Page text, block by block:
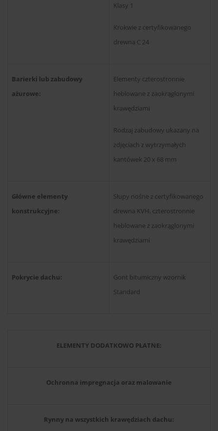
Klasy 1
Krokwie z certyfikowanego
drewna C 24
Barierki lub zabudowy
ażurowe:
Elementy czterostronnie
heblowane z zaokrąglonymi
krawędziami
Rodzaj zabudowy ukazany na
zdjęciach z wytrzymałych
kantówek 20 x 68 mm
Główne elementy
konstrukcyjne:
Słupy nośne z certyfikowanego
drewna KVH, czterostronnie
heblowane z zaokrąglonymi
krawędziami
Pokrycie dachu:
Gont bitumiczny wzornik
Standard
ELEMENTY DODATKOWO PŁATNE:
Ochronna impregnacja oraz malowanie
Rynny na wszystkich krawędziach dachu: